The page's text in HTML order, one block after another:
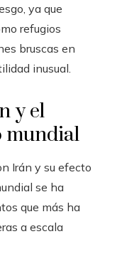
ya que
refugios
bruscas en
inusual.
y el
mundial
Irán y su efecto
se ha
que más ha
a escala